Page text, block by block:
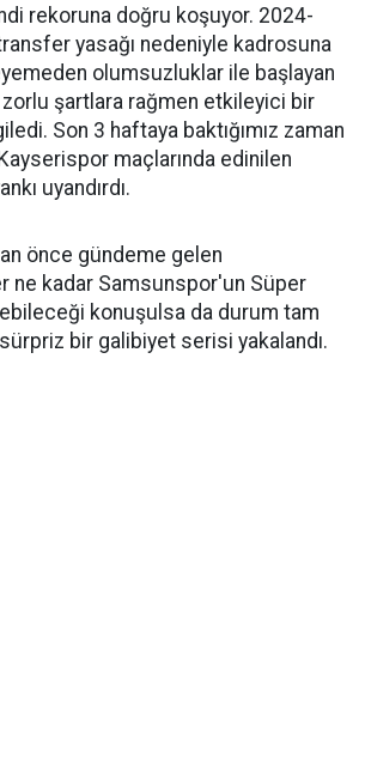
rekoruna doğru koşuyor. 2024-
yasağı nedeniyle kadrosuna
olumsuzluklar ile başlayan
şartlara rağmen etkileyici bir
Son 3 haftaya baktığımız zaman
maçlarında edinilen
uyandırdı.
önce gündeme gelen
ne kadar Samsunspor'un Süper
konuşulsa da durum tam
bir galibiyet serisi yakalandı.